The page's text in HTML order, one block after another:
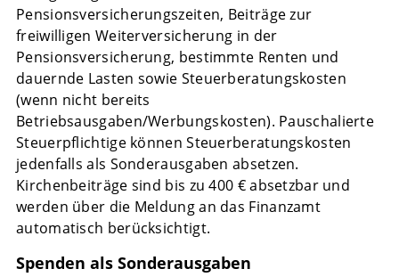
Pensionsversicherungszeiten, Beiträge zur
freiwilligen Weiterversicherung in der
Pensionsversicherung, bestimmte Renten und
dauernde Lasten sowie Steuerberatungskosten
(wenn nicht bereits
Betriebsausgaben/Werbungskosten). Pauschalierte
Steuerpflichtige können Steuerberatungskosten
jedenfalls als Sonderausgaben absetzen.
Kirchenbeiträge sind bis zu 400 € absetzbar und
werden über die Meldung an das Finanzamt
automatisch berücksichtigt.
Spenden als Sonderausgaben